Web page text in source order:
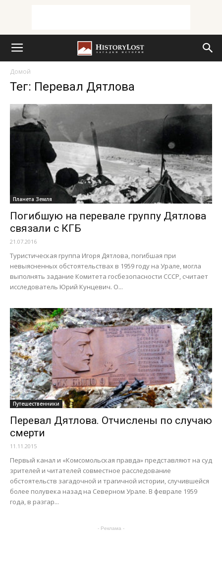
Домой
Тег: Перевал Дятлова
Планета Земля
Погибшую на перевале группу Дятлова
связали с КГБ
21.07.2016
Туристическая группа Игоря Дятлова, погибшая при
невыясненных обстоятельствах в 1959 году на Урале, могла
выполнять задание Комитета госбезопасности СССР, считает
исследователь Юрий Кунцевич. О...
Путешественники
Перевал Дятлова. Отчислены по случаю
смерти
11.11.2015
Первый канал и «Комсомольская правда» представляют на суд
зрителей и читателей совместное расследование
обстоятельств загадочной и трагичной истории, случившейся
более полувека назад на Северном Урале. В феврале 1959
года, в разгар...
- Реклама -